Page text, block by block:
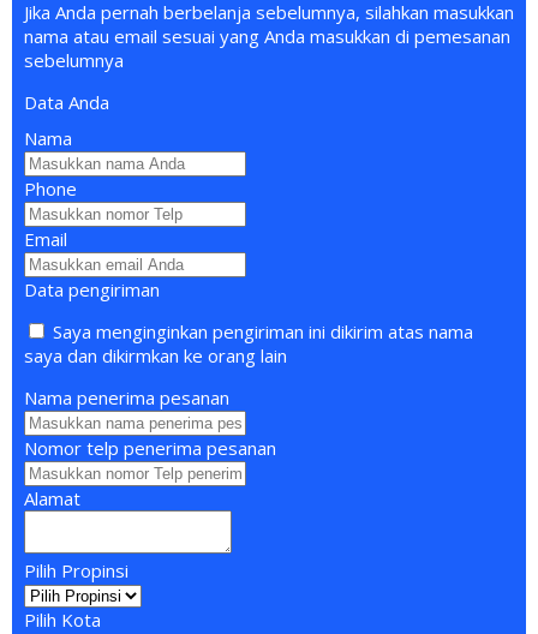
Jika Anda pernah berbelanja sebelumnya, silahkan masukkan
nama atau email sesuai yang Anda masukkan di pemesanan
sebelumnya
Data Anda
Nama
Phone
Email
Data pengiriman
Saya menginginkan pengiriman ini dikirim atas nama
saya dan dikirmkan ke orang lain
Nama penerima pesanan
Nomor telp penerima pesanan
Alamat
Pilih Propinsi
Pilih Kota